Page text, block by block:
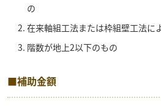
の
在来軸組工法または枠組壁工法に
階数が地上2以下のもの
■補助金額